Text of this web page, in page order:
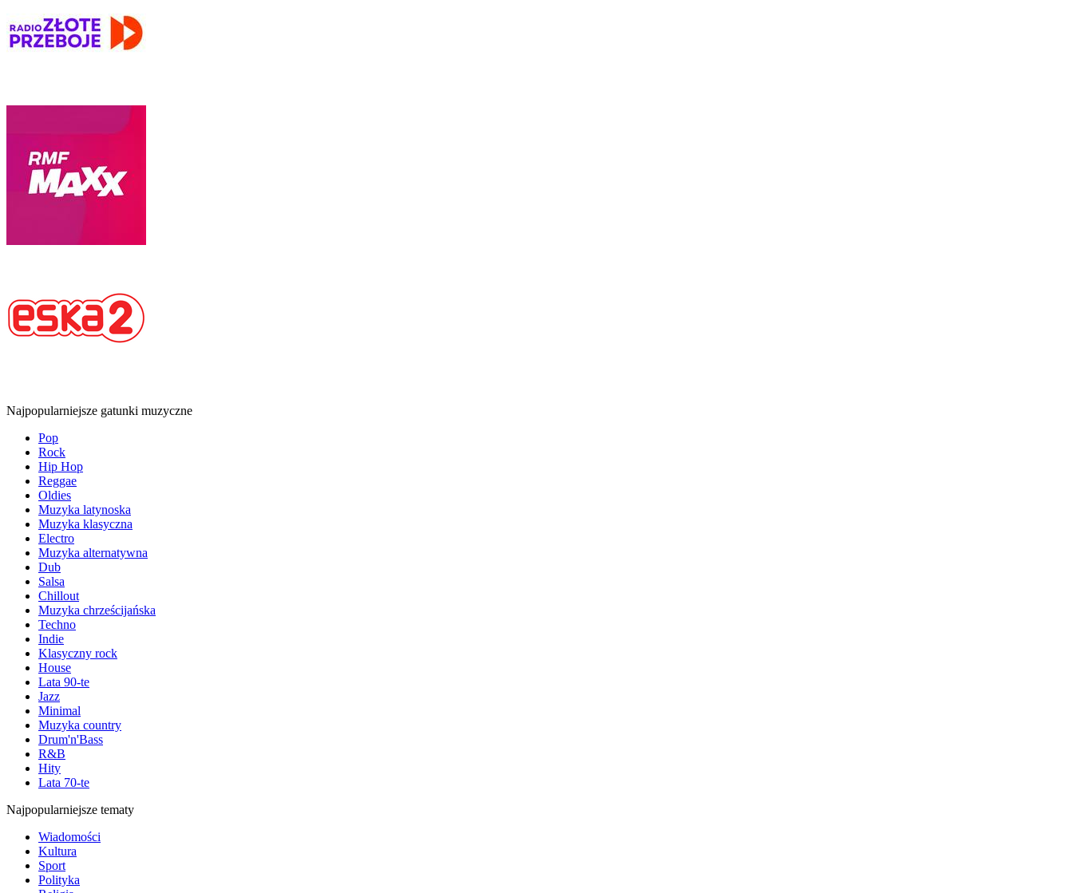
Najpopularniejsze gatunki muzyczne
Pop
Rock
Hip Hop
Reggae
Oldies
Muzyka latynoska
Muzyka klasyczna
Electro
Muzyka alternatywna
Dub
Salsa
Chillout
Muzyka chrześcijańska
Techno
Indie
Klasyczny rock
House
Lata 90-te
Jazz
Minimal
Muzyka country
Drum'n'Bass
R&B
Hity
Lata 70-te
Najpopularniejsze tematy
Wiadomości
Kultura
Sport
Polityka